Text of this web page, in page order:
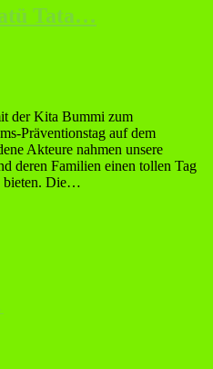
Tata…
der Kita Bummi zum
Präventionstag auf dem
Akteure nahmen unsere
deren Familien einen tollen Tag
bieten. Die…